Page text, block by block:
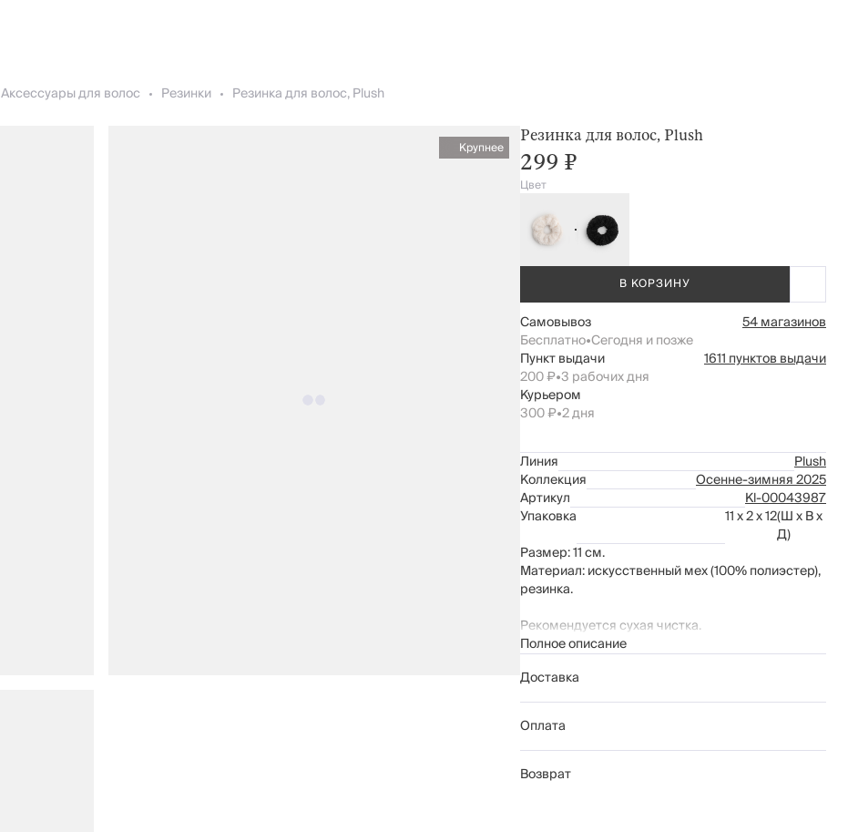
Аксессуары для волос Резинки Резинка для волос, Plush
Крупнее
Резинка для волос, Plush
299 ₽
Цвет
В КОРЗИНУ
Самовывоз
54 магазинов
Бесплатно•Сегодня и позже
Пункт выдачи
1611 пунктов выдачи
200 ₽•3 рабочих дня
Курьером
300 ₽•2 дня
Линия
Plush
Коллекция
Осенне-зимняя 2025
Артикул
Kl-00043987
Упаковка
11 x 2 x 12(Ш x В x
Д)
Размер: 11 см.
Материал: искусственный мех (100% полиэстер),
резинка.
Рекомендуется сухая чистка.
Полное описание
Доставка
Оплата
Возврат